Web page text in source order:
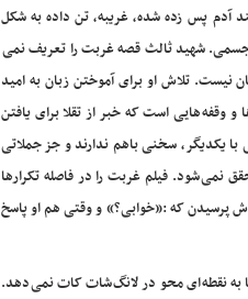
پس زده شده، غریبه، تن داده به شکل
و جسمی. شهید ثالث قصه غربت را تعریف نمی
نیست. تلاش او برای آموختن زبان به امید
هایی است که خبر از تقلا برای یافتن
یکدیگر، سخنی باهم ندارند و جز جملاتی
نمی شود. فیلم غربت را در فاصله تکرارها
اش پرسیدن که :«خوابی؟» و وقتی هم او پاسخ
به نقطه ای محو در لانگ شات کات نمی دهد.